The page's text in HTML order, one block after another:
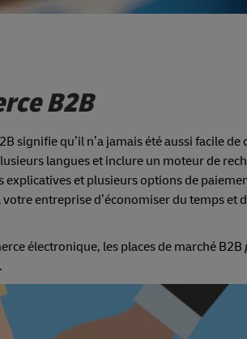
B2B
signifie qu’il n’a jamais été aussi facile
langues et inclure un moteur de
et plusieurs options de
entreprise d’économiser du temps et
électronique, les places de marché B2B